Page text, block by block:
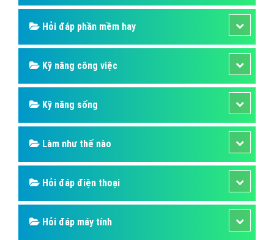
Hỏi đáp phần mềm hay
Kỹ năng công việc
Kỹ năng sống
Làm như thế nào
Hỏi đáp điện thoại
Hỏi đáp máy tính